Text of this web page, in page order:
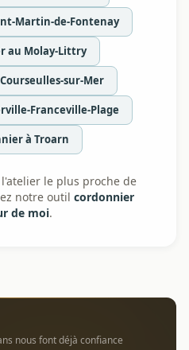
Martin-de-Fontenay
au Molay-Littry
sur-Mer
Franceville-Plage
à Troarn
le plus proche de
notre outil cordonnier
de moi.
nous font déjà confiance